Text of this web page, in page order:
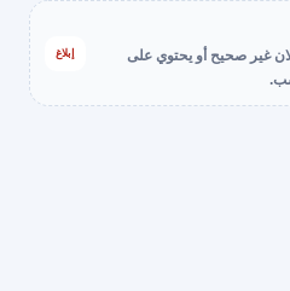
غير صحيح أو يحتوي على
إبلاغ